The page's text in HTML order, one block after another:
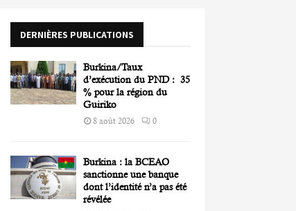
r
H
DERNIÈRES PUBLICATIONS
Burkina/Taux
d’exécution du PND : 35
% pour la région du
Guiriko
8 août 2026 0
Burkina : la BCEAO
sanctionne une banque
dont l’identité n’a pas été
révélée